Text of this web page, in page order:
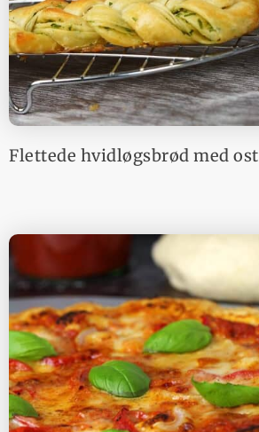
Flettede hvidløgsbrød med ost